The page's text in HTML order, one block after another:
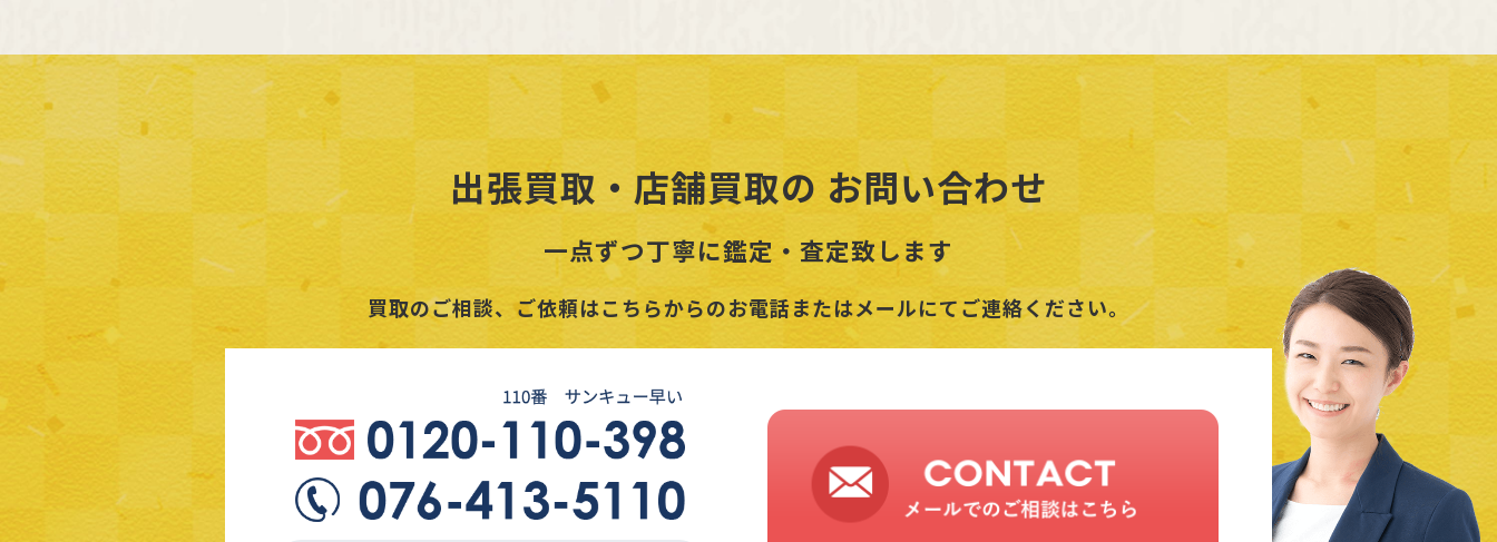
出張買取・店舗買取の お問い合わせ
一点ずつ丁寧に鑑定・査定致します
買取のご相談、ご依頼はこちらからのお電話またはメールにてご連絡ください。